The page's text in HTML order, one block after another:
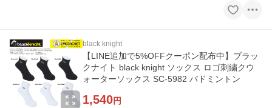
black knight
【LINE追加で5%OFFクーポン配布中】ブラッ
クナイト black knight ソックス ロゴ刺繍クウ
ォーターソックス SC-5982 バドミントン
1,540円